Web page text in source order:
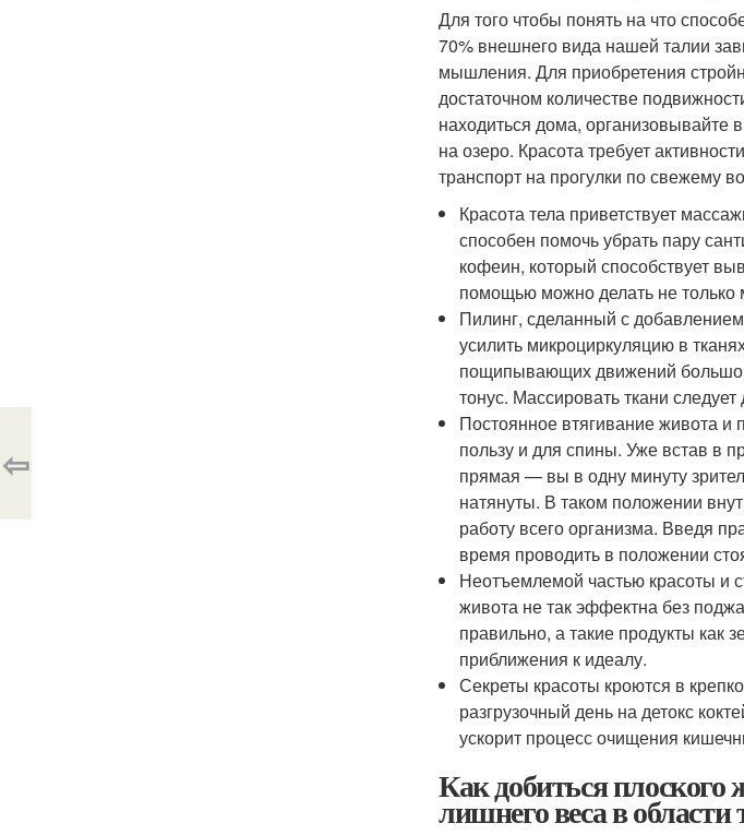
Для того чтобы понять на что
70% внешнего вида нашей талии
мышления. Для приобретения
достаточном количестве
находиться дома, организовывайте
на озеро. Красота требует
транспорт на прогулки по свежему
Красота тела приветствует
способен помочь убрать пару
кофеин, который способствует
помощью можно делать не только
Пилинг, сделанный с
усилить микроциркуляцию в
пощипывающих движений
тонус. Массировать ткани
Постоянное втягивание живота
пользу и для спины. Уже встав в
прямая — вы в одну минуту
натянуты. В таком положении
работу всего организма. Введя
время проводить в положении
Неотъемлемой частью красоты и
живота не так эффектна без
правильно, а такие продукты как
приближения к идеалу.
Секреты красоты кроются в
разгрузочный день на детокс
ускорит процесс очищения
Как добиться
лишнего веса в области
⇦